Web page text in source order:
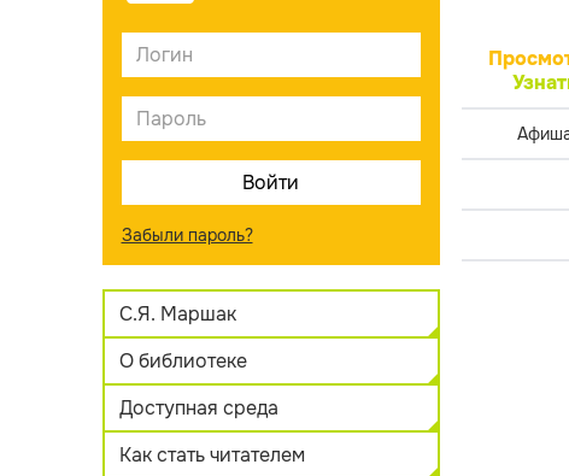
Забыли пароль?
С.Я. Маршак
О библиотеке
Доступная среда
Как стать читателем